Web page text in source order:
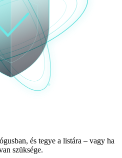
és tegye a listára – vagy ha
szüksége.